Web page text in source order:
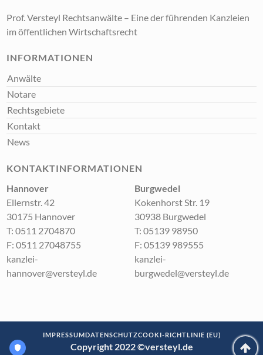
Prof. Versteyl Rechtsanwälte – Eine der führenden Kanzleien
im öffentlichen Wirtschaftsrecht
INFORMATIONEN
Anwälte
Notare
Rechtsgebiete
Kontakt
News
KONTAKTINFORMATIONEN
Hannover
Ellernstr. 42
30175 Hannover
T:0511 2704870
F:0511 27048755
kanzlei-
hannover@versteyl.de
Burgwedel
Kokenhorst Str. 19
30938 Burgwedel
T: 05139 98950
F: 05139 989555
kanzlei-
burgwedel@versteyl.de
IMPRESSUMDATENSCHUTZCOOKI-RICHTLINIE (EU)
Copyright 2022 ©versteyl.de